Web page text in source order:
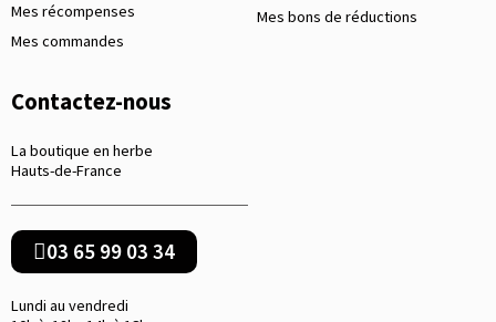
Mes récompenses
Mes commandes
Mes bons de réductions
Contactez-nous
La boutique en herbe
Hauts-de-France
03 65 99 03 34
Lundi au vendredi